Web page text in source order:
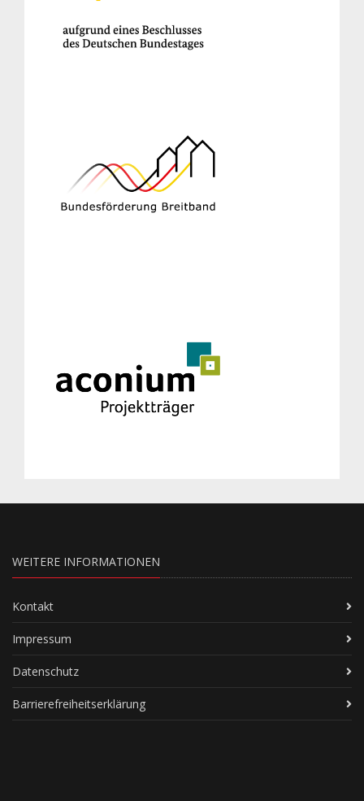
WEITERE INFORMATIONEN
Kontakt
Impressum
Datenschutz
Barrierefreiheitserklärung